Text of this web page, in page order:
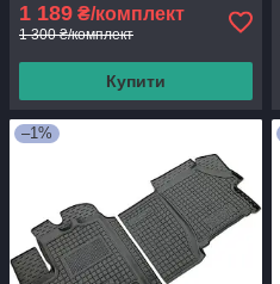
1 189 ₴/комплект
1 300 ₴/комплект
Купити
–1%